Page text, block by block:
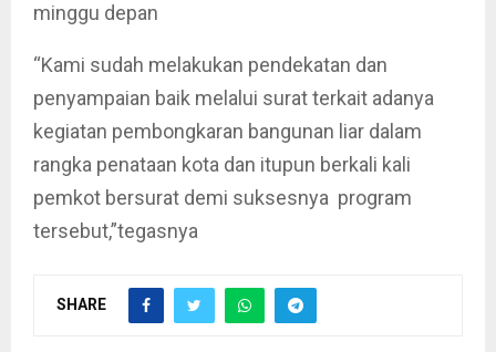
minggu depan
“Kami sudah melakukan pendekatan dan
penyampaian baik melalui surat terkait adanya
kegiatan pembongkaran bangunan liar dalam
rangka penataan kota dan itupun berkali kali
pemkot bersurat demi suksesnya program
tersebut,”tegasnya
SHARE